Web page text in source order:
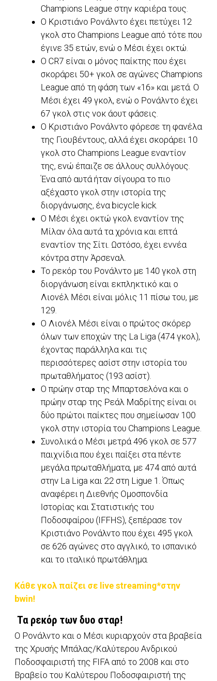
Champions League στην καριέρα τους.
Ο Κριστιάνο Ρονάλντο έχει πετύχει 12
γκολ στο Champions League από τότε που
έγινε 35 ετών, ενώ ο Μέσι έχει οκτώ.
Ο CR7 είναι ο μόνος παίκτης που έχει
σκοράρει 50+ γκολ σε αγώνες Champions
League από τη φάση των «16» και μετά. Ο
Μέσι έχει 49 γκολ, ενώ ο Ρονάλντο έχει
67 γκολ στις νοκ άουτ φάσεις.
Ο Κριστιάνο Ρονάλντο φόρεσε τη φανέλα
της Γιουβέντους, αλλά έχει σκοράρει 10
γκολ στο Champions League εναντίον
της, ενώ έπαιζε σε άλλους συλλόγους.
Ένα από αυτά ήταν σίγουρα το πιο
αξέχαστο γκολ στην ιστορία της
διοργάνωσης, ένα bicycle kick.
Ο Μέσι έχει οκτώ γκολ εναντίον της
Μίλαν όλα αυτά τα χρόνια και επτά
εναντίον της Σίτι. Ωστόσο, έχει εννέα
κόντρα στην Άρσεναλ.
Το ρεκόρ του Ρονάλντο με 140 γκολ στη
διοργάνωση είναι εκπληκτικό και ο
Λιονέλ Μέσι είναι μόλις 11 πίσω του, με
129.
Ο Λιονέλ Μέσι είναι ο πρώτος σκόρερ
όλων των εποχών της La Liga (474 γκολ),
έχοντας παράλληλα και τις
περισσότερες ασίστ στην ιστορία του
πρωταθλήματος (193 ασίστ).
Ο πρώην σταρ της Μπαρτσελόνα και ο
πρώην σταρ της Ρεάλ Μαδρίτης είναι οι
δύο πρώτοι παίκτες που σημείωσαν 100
γκολ στην ιστορία του Champions League.
Συνολικά ο Μέσι μετρά 496 γκολ σε 577
παιχνίδια που έχει παίξει στα πέντε
μεγάλα πρωταθλήματα, με 474 από αυτά
στην La Liga και 22 στη Ligue 1. Όπως
αναφέρει η Διεθνής Oμοσπονδία
Ιστορίας και Στατιστικής του
Ποδοσφαίρου (IFFHS), ξεπέρασε τον
Κριστιάνο Ρονάλντο που έχει 495 γκολ
σε 626 αγώνες στο αγγλικό, το ισπανικό
και το ιταλικό πρωτάθλημα.
Κάθε γκολ παίζει σε live streaming*στην
bwin!
Τα ρεκόρ των δυο σταρ!
Ο Ρονάλντο και ο Μέσι κυριαρχούν στα βραβεία
της Χρυσής Μπάλας/Καλύτερου Ανδρικού
Ποδοσφαιριστή της FIFA από το 2008 και στο
Βραβείο του Καλύτερου Ποδοσφαιριστή της